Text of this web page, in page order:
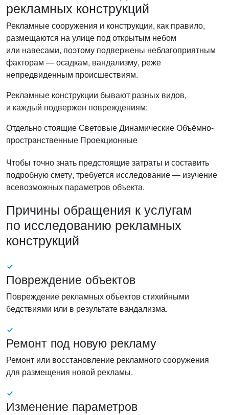
рекламных конструкций
Рекламные сооружения и конструкции, как правило,
размещаются на улице под открытым небом
или навесами, поэтому подвержены неблагоприятным
факторам — осадкам, вандализму, реже
непредвиденным происшествиям.
Рекламные конструкции бывают разных видов,
и каждый подвержен повреждениям:
Отдельно стоящиеСветовыеДинамическиеОбъёмно-
пространственные Проекционные
Чтобы точно знать предстоящие затраты и составить
подробную смету, требуется исследование — изучение
всевозможных параметров объекта.
Причины обращения к услугам
по исследованию рекламных
конструкций
Повреждение объектов
Повреждение рекламных объектов стихийными
бедствиями или в результате вандализма.
Ремонт под новую рекламу
Ремонт или восстановление рекламного сооружения
для размещения новой рекламы.
Изменение параметров